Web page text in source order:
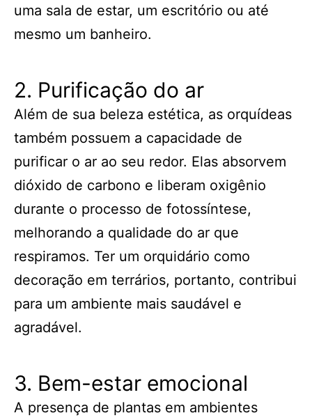
uma sala de estar, um escritório ou até
mesmo um banheiro.
2. Purificação do ar
Além de sua beleza estética, as orquídeas
também possuem a capacidade de
purificar o ar ao seu redor. Elas absorvem
dióxido de carbono e liberam oxigênio
durante o processo de fotossíntese,
melhorando a qualidade do ar que
respiramos. Ter um orquidário como
decoração em terrários, portanto, contribui
para um ambiente mais saudável e
agradável.
3. Bem-estar emocional
A presença de plantas em ambientes